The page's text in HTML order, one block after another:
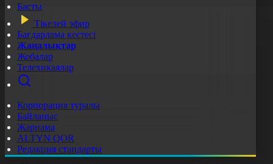
Басты
Тікелей эфир
Бағдарлама кестесі
Жаңалықтар
Жобалар
Телехикаялар
Корпорация туралы
Байланыс
Жарнама
ALTYN QOR
Редакция стандарты